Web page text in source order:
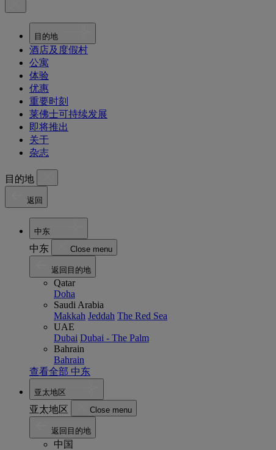
目的地
酒店及度假村
公寓
体验
优惠
重要时刻
莱佛士可持续发展
即将推出
关于
杂志
目的地
返回
中东
中东 Close menu
返回目的地
Qatar
Doha
Saudi Arabia
Makkah Jeddah The Red Sea
UAE
Dubai Dubai - The Palm
Bahrain
Bahrain
查看全部 中东
亚太地区
亚太地区 Close menu
返回目的地
中国